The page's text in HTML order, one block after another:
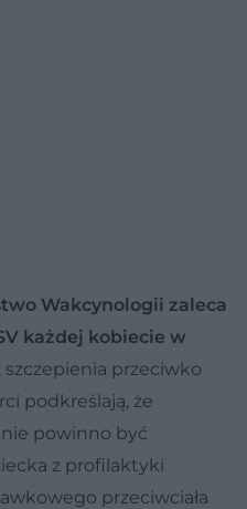
Wakcynologii zaleca
każdej kobiecie w
szczepienia przeciwko
podkreślają, że
powinno być
z profilaktyki
przeciwciała